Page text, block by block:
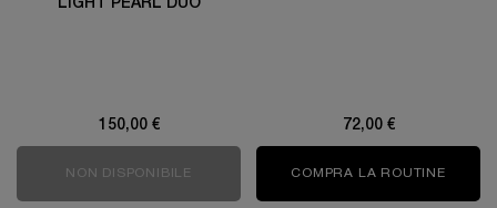
LIGHT PEARL DUO
150,00 €
NON DISPONIBILE HYDRA ZEN & GÉNIFIQUE LIGHT PEARL
72,00 €
COMPRA LA ROUTINE